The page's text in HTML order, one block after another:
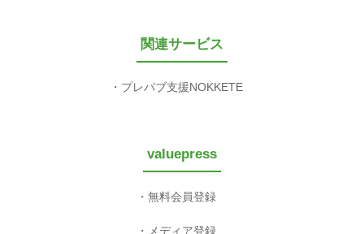
関連サービス
プレパブ支援NOKKETE
valuepress
無料会員登録
メディア登録